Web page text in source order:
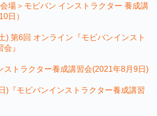
場＞モビバン インストラクター 養成講
日）
) 第6回 オンライン『モビバンインスト
』
ストラクター養成講習会(2021年8月9日)
)『モビバンインストラクター養成講習